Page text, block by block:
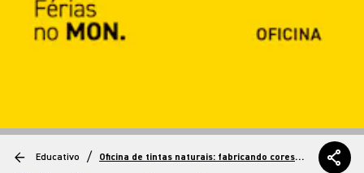
Educativo /
Oficina de tintas naturais: fabricando cores |